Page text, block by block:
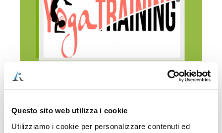
Questo sito web utilizza i cookie
Utilizziamo i cookie per personalizzare contenuti ed
VELOCE E SICURA (ACQUISTO SINGOLO, NESSUN
ABBONAMENTO)